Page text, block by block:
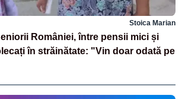
Stoica Marian
României, între pensii mici și
în străinătate: "Vin doar odată pe